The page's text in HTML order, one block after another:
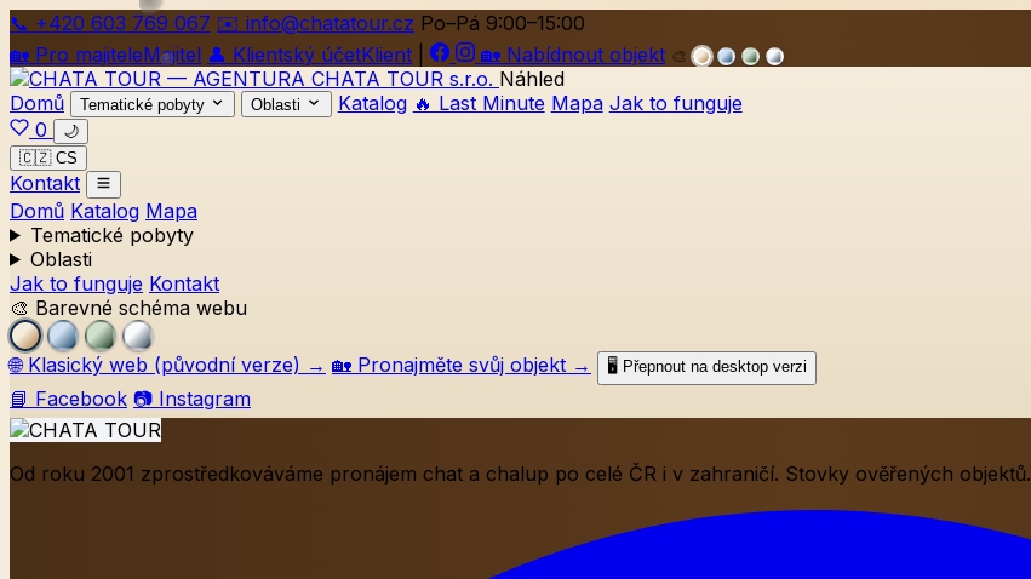
📞 +420 603 769 067 ✉️ info@chatatour.cz Po–Pá 9:00–15:00
🏡 Pro majiteleMajitel 👤 Klientský účetKlient 🏡 Nabídnout objekt 🎨
Náhled
Domů
Tematické pobyty Oblasti Katalog 🔥 Last Minute Mapa Jak to funguje
0
🌙
🇨🇿 CS
Kontakt
Domů Katalog Mapa
Tematické pobyty
Oblasti
Jak to funguje Kontakt
🎨 Barevné schéma webu
🌐 Klasický web (původní verze) → 🏡 Pronajměte svůj objekt → 🖥️ Přepnout na desktop verzi
📘 Facebook 📷 Instagram
Od roku 2001 zprostředkováváme pronájem chat a chalup po celé ČR i v zahraničí. Stovky ověřených objektů.